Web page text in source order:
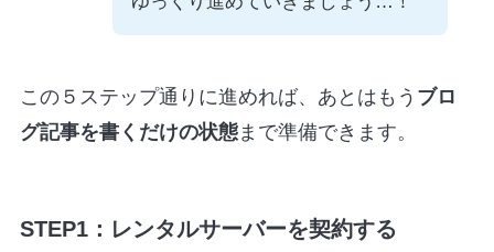
この５ステップ通りに進めれば、あとはもう ブロ
グ記事を書くだけの状態まで準備できます。
STEP1：レンタルサーバーを契約する